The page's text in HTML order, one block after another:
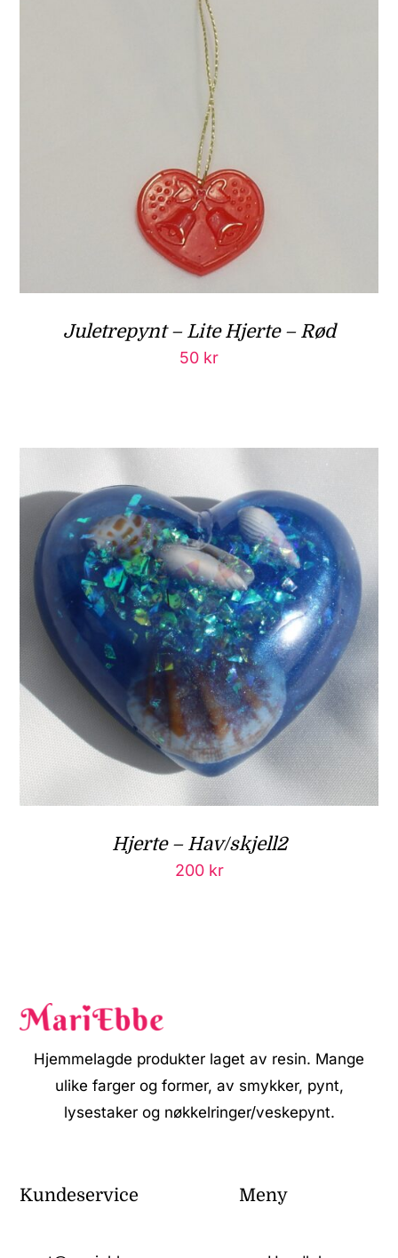
Juletrepynt – Lite Hjerte – Rød
50 kr
Hjerte – Hav/skjell2
200 kr
Hjemmelagde produkter laget av resin. Mange
ulike farger og former, av smykker, pynt,
lysestaker og nøkkelringer/veskepynt.
Kundeservice Meny